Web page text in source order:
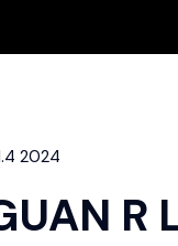
2024
R